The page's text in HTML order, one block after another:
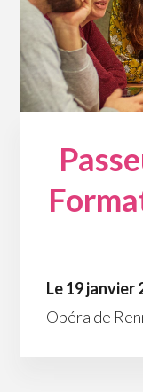
Le 19 janvier
Opéra de